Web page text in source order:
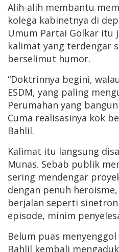
Alih-alih membantu
kolega kabinetnya di
Umum Partai Golkar itu
kalimat yang terdengar
berselimut humor.
“Doktrinnya begini,
ESDM, yang paling
Perumahan yang
Cuma realisasinya kok
Bahlil.
Kalimat itu langsung
Munas. Sebab publik
sering mendengar
dengan penuh
berjalan seperti
episode, minim
Belum puas
Bahlil kembali